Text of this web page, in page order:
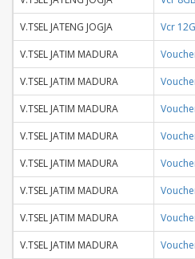
V.TSEL JATENG JOGJA
Vcr
V.TSEL JATIM MADURA
V.TSEL JATIM MADURA
V.TSEL JATIM MADURA
V.TSEL JATIM MADURA
V.TSEL JATIM MADURA
V.TSEL JATIM MADURA
V.TSEL JATIM MADURA
V.TSEL JATIM MADURA